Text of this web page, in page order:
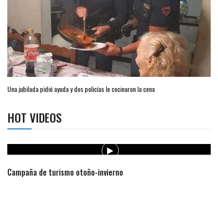
Una jubilada pidió ayuda y dos policías le cocinaron la cena
HOT VIDEOS
Campaña de turismo otoño-invierno